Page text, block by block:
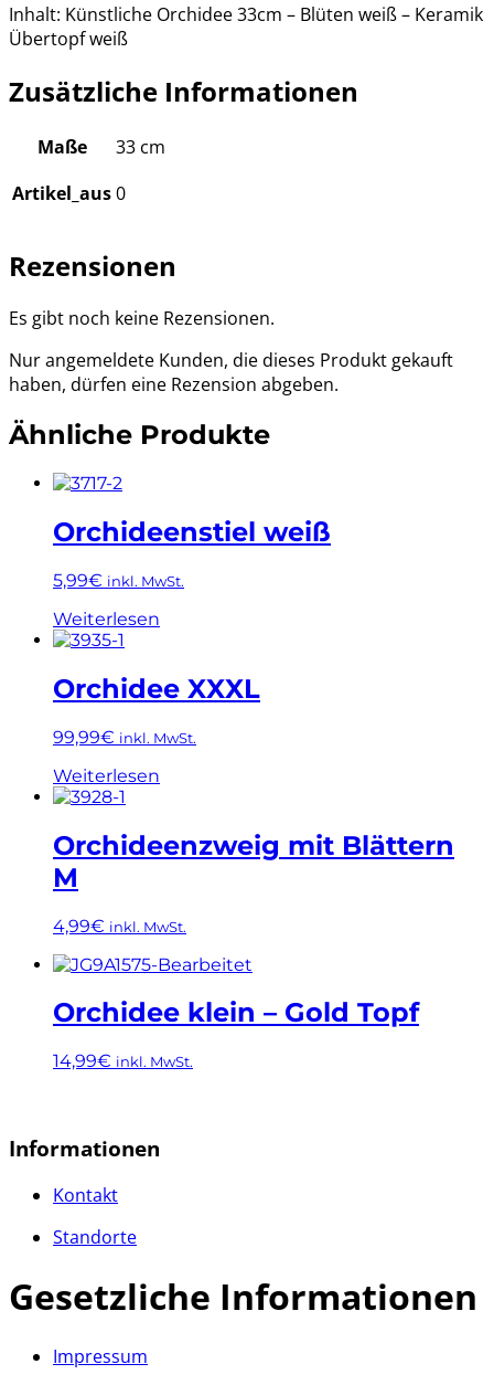
Inhalt: Künstliche Orchidee 33cm – Blüten weiß – Keramik
Übertopf weiß
Zusätzliche Informationen
Maße
33 cm
Artikel_aus0
Rezensionen
Es gibt noch keine Rezensionen.
Nur angemeldete Kunden, die dieses Produkt gekauft
haben, dürfen eine Rezension abgeben.
Ähnliche Produkte
Orchideenstiel weiß
5,99€ inkl. MwSt.
Weiterlesen
Orchidee XXXL
99,99€ inkl. MwSt.
Weiterlesen
Orchideenzweig mit Blättern
M
4,99€ inkl. MwSt.
Orchidee klein – Gold Topf
14,99€ inkl. MwSt.
Informationen
Kontakt
Standorte
Gesetzliche Informationen
Impressum